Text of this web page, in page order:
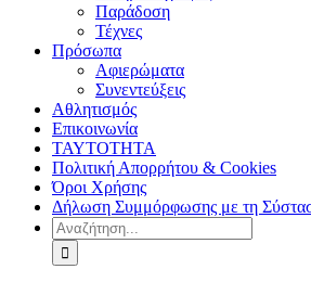
Παράδοση
Τέχνες
Πρόσωπα
Αφιερώματα
Συνεντεύξεις
Αθλητισμός
Επικοινωνία
ΤΑΥΤΟΤΗΤΑ
Πολιτική Απορρήτου & Cookies
Όροι Χρήσης
Δήλωση Συμμόρφωσης με τη
Αναζήτηση
για: